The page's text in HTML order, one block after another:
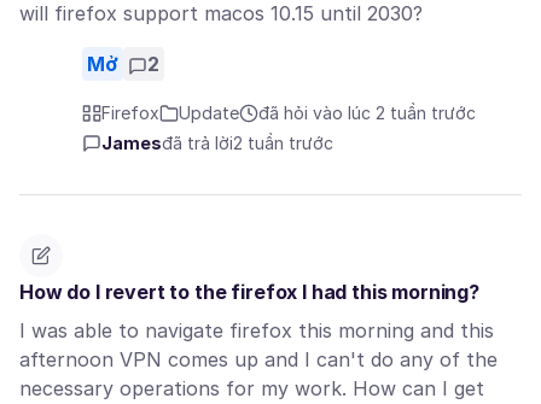
will firefox support macos 10.15 until 2030?
Mở 2
Firefox Update
đã hỏi vào lúc 2 tuần trước
Jamesđã trả lời2 tuần trước
How do I revert to the firefox I had this morning?
I was able to navigate firefox this morning and this
afternoon VPN comes up and I can't do any of the
necessary operations for my work. How can I get